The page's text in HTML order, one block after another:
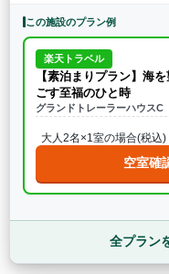
この施設のプラン例
楽天トラベル
【素泊まりプラン】海
ごす至福のひと時
グランドトレーラーハウスC
大人2名×1室の場合(税込)
空室確
全プラン